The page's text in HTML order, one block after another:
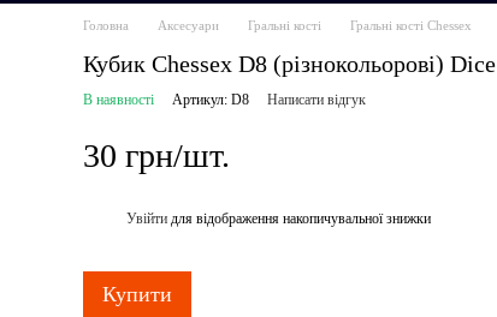
Головна Аксесуари Гральні кості Гральні кості Chessex
Кубик Chessex D8 (різнокольорові) Dice
В наявності Артикул: D8 Написати відгук
30 грн/шт.
Увійти для відображення накопичувальної знижки
Купити